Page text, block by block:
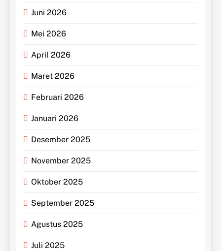
Juni 2026
Mei 2026
April 2026
Maret 2026
Februari 2026
Januari 2026
Desember 2025
November 2025
Oktober 2025
September 2025
Agustus 2025
Juli 2025